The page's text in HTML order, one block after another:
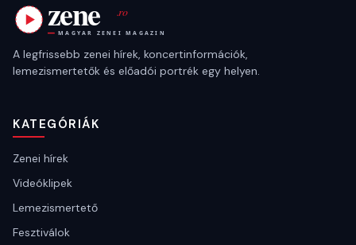
A legfrissebb zenei hírek, koncertinformációk,
lemezismertetők és előadói portrék egy helyen.
KATEGÓRIÁK
Zenei hírek
Videóklipek
Lemezismertető
Fesztiválok